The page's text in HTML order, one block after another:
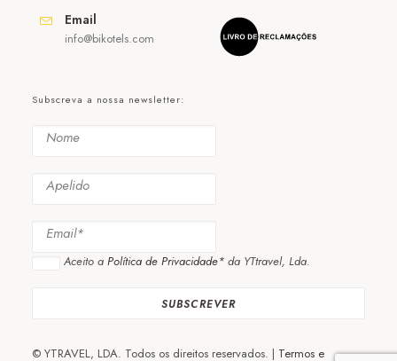
Email
info@bikotels.com
Subscreva a nossa newsletter:
Aceito a Política de Privacidade* da YTtravel, Lda.
© YTRAVEL, LDA. Todos os direitos reservados. | Termos e